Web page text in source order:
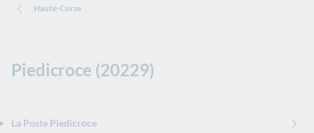
Haute-Corse
Piedicroce (20229)
La Poste Piedicroce